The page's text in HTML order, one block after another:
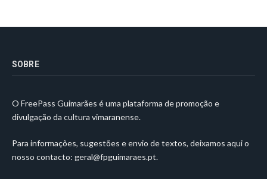
SOBRE
O FreePass Guimarães é uma plataforma de promoção e
divulgação da cultura vimaranense.
Para informações, sugestões e envio de textos, deixamos aqui o
nosso contacto: geral@fpguimaraes.pt.